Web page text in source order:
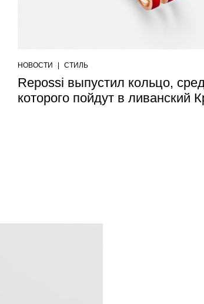
НОВОСТИ СТИЛЬ
Repossi выпустил кольцо,
которого пойдут в ливанский